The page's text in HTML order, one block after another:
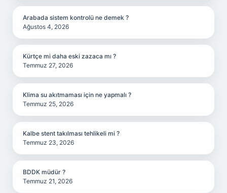
Arabada sistem kontrolü ne demek ?
Ağustos 4, 2026
Kürtçe mi daha eski zazaca mı ?
Temmuz 27, 2026
Klima su akıtmaması için ne yapmalı ?
Temmuz 25, 2026
Kalbe stent takılması tehlikeli mi ?
Temmuz 23, 2026
BDDK müdür ?
Temmuz 21, 2026